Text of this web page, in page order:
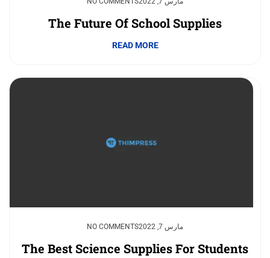
The Future Of School Supplies
READ MORE
مارس 7, 2022 NO COMMENTS
The Best Science Supplies For Students